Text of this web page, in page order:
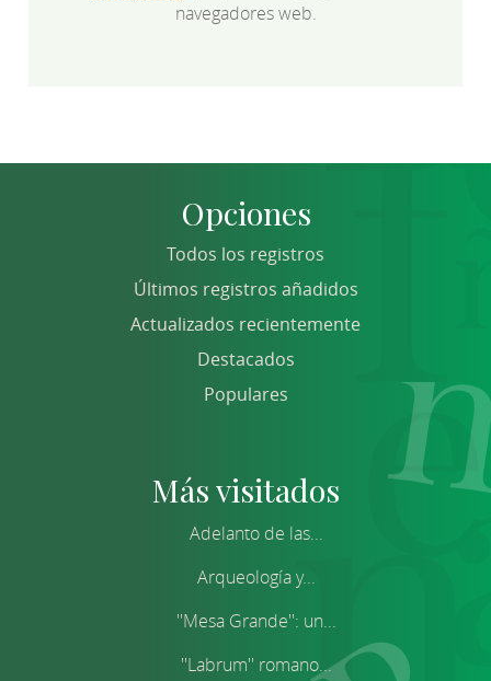
navegadores web.
Opciones
Todos los registros
Últimos registros añadidos
Actualizados recientemente
Destacados
Populares
Más visitados
Adelanto de las...
Arqueología y...
''Mesa Grande'': un...
''Labrum'' romano...